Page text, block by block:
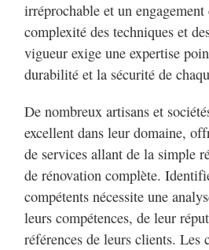
irréprochable et un
complexité des techniques et
vigueur exige une expertise
durabilité et la sécurité de
De nombreux artisans et
excellent dans leur domaine,
de services allant de la simple
de rénovation complète.
compétents nécessite une
leurs compétences, de leur
références de leurs clients. Les